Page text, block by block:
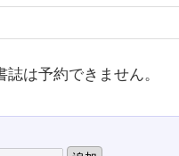
は予約できません。